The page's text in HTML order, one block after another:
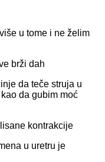
u tome i ne želim
brži dah
da teče struja u
da gubim moć
kontrakcije
u uretru je